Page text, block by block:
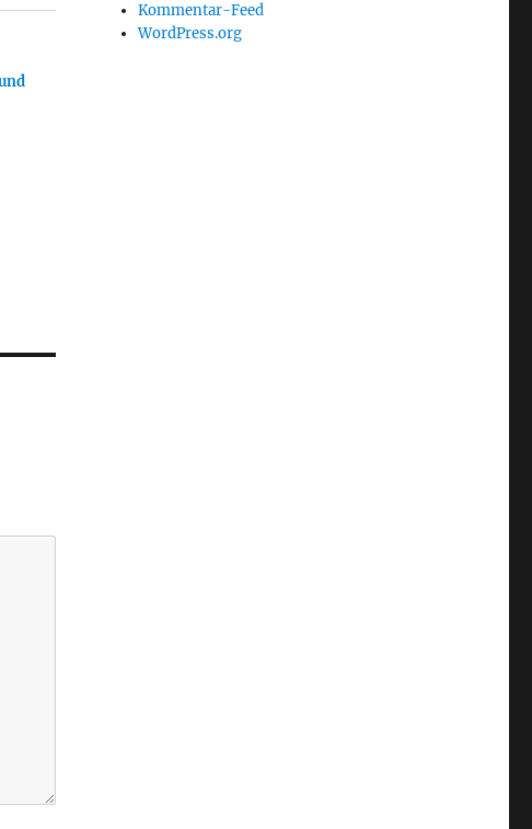
Kommentar-Feed
WordPress.org